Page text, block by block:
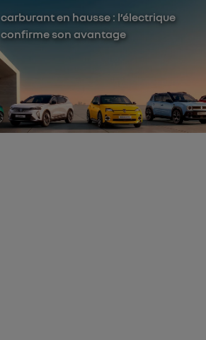
carburant en hausse : l’électrique
confirme son avantage